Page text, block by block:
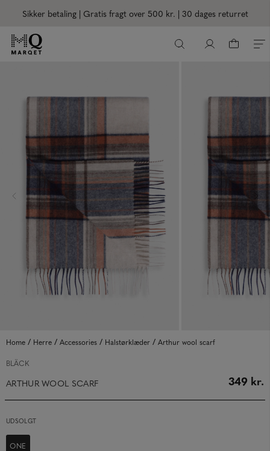
Sikker betaling | Gratis fragt over 500 kr. | 30 dages returret
Home / Herre / Accessories / Halstørklæder / Arthur wool scarf
BLÄCK
ARTHUR WOOL SCARF 349 kr.
UDSOLGT
ONE